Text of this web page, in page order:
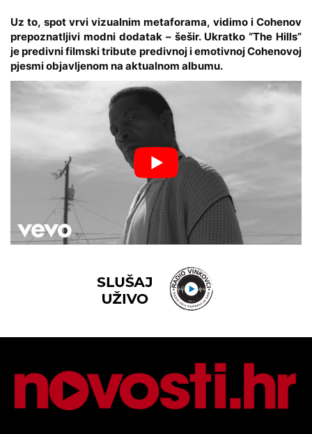
Uz to, spot vrvi vizualnim metaforama, vidimo i Cohenov
prepoznatljivi modni dodatak – šešir. Ukratko “The Hills”
je predivni filmski tribute predivnoj i emotivnoj Cohenovoj
pjesmi objavljenom na aktualnom albumu.